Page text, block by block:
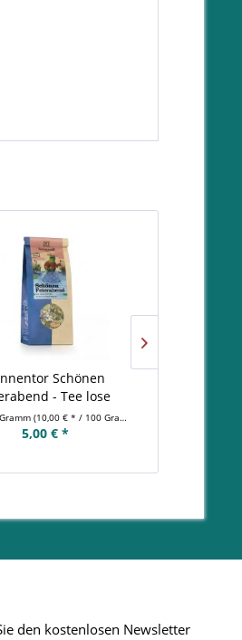
Schönen
- Tee lose
(10,00 € * / 100 Gramm)
5,00 € *
den kostenlosen Newsletter